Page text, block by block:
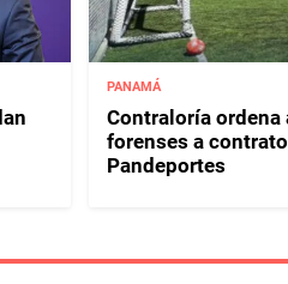
PANAMÁ
Contraloría ordena
forenses a
Pandeportes